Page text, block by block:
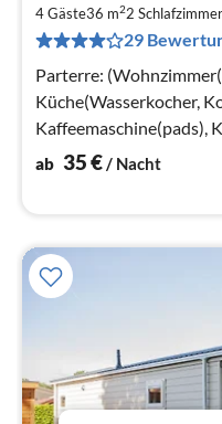
4 Gäste36 m22 Schlafzimmer
29
Parterre:
Küche(Wasserkocher,
Kaffeemaschine(pads),
Kühlschrank(+
ab 35€ / Nacht